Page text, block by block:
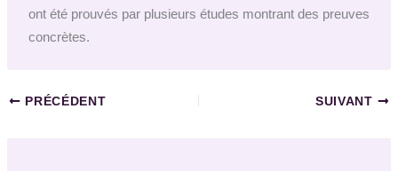
ont été prouvés par plusieurs études montrant des preuves
concrètes.
PRÉCÉDENT SUIVANT